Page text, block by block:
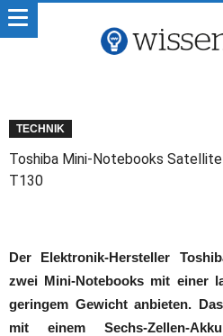
TECHNIK
Toshiba Mini-Notebooks
T130
Der Elektronik-Hersteller
zwei Mini-Notebooks mit einer
geringem Gewicht anbieten.
mit einem Sechs-Zellen-